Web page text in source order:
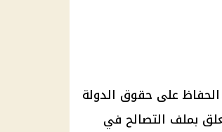
على حقوق الدولة
بملف التصالح في